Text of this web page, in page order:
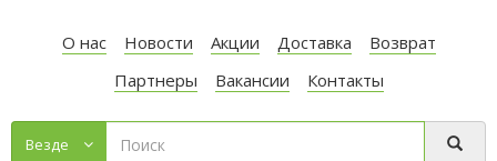
О нас Новости Акции Доставка
Возврат
Партнеры
Вакансии Контакты
Везде